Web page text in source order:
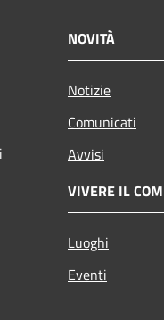
NOVITÀ
Notizie
Comunicati
Avvisi
VIVERE IL
Luoghi
Eventi